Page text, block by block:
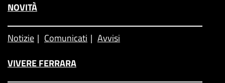
NOVITÀ
Notizie Comunicati
Avvisi
VIVERE FERRARA